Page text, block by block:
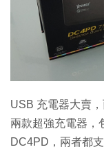
Enterprise Digital
USB 充電器大賣
兩款超強充電器，
DC4PD，兩者都